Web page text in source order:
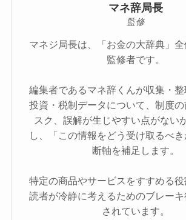
マネ辞局長
監修
マネジ局長は、「お金の大辞典」
監修者です。
編集者であるマネ辞くんが収集・整
投資・税制データについて、制度の
スク、誤解が生じやすい点がない
し、「この情報をどう受け取るべ
断軸を補足します。
特定の商品やサービスをすすめる役
読者が冷静に考えるためのブレー
されています。